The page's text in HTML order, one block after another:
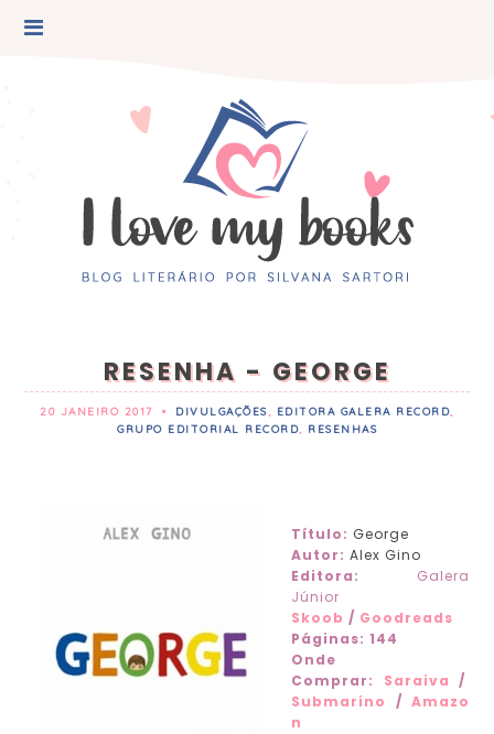
RESENHA - GEORGE
20 JANEIRO 2017 • DIVULGAÇÕES, EDITORA GALERA RECORD,
GRUPO EDITORIAL RECORD, RESENHAS
Título: George
Autor:Alex Gino
Editora: Galera
Júnior
Skoob / Goodreads
Páginas:144
Onde
Comprar: Saraiva /
Submarino
/ Amazo
n